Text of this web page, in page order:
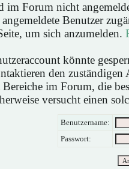
im Forum nicht
Benutzer
um sich anzumelden.
könnte
den zuständigen
im Forum, die
versucht einen
Benutzername:
Passwort: